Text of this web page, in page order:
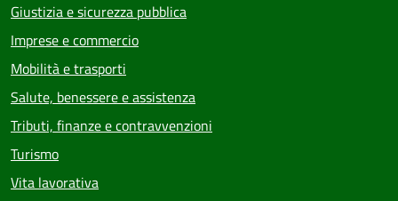
Giustizia e sicurezza pubblica
Imprese e commercio
Mobilità e trasporti
Salute, benessere e assistenza
Tributi, finanze e contravvenzioni
Turismo
Vita lavorativa